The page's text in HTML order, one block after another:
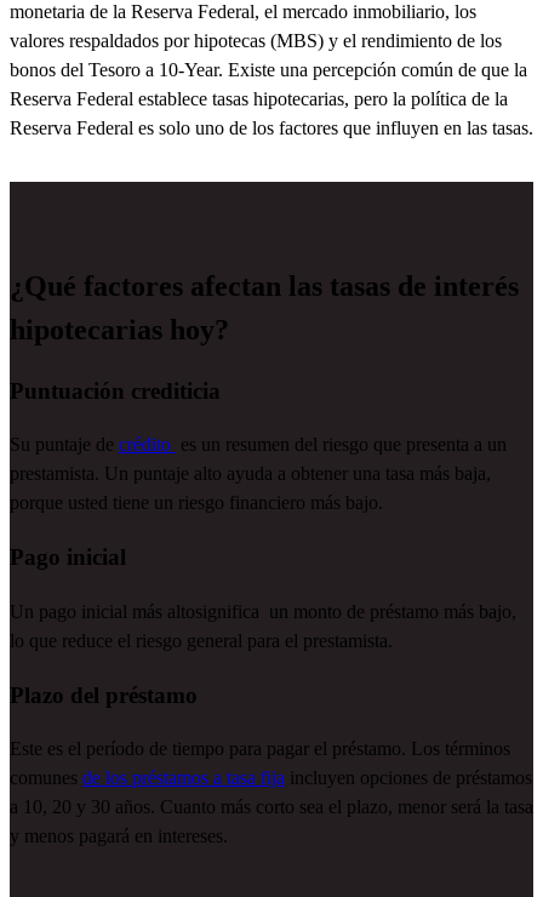
monetaria de la Reserva Federal, el mercado inmobiliario, los
valores respaldados por hipotecas (MBS) y el rendimiento de los
bonos del Tesoro a 10-Year. Existe una percepción común de que la
Reserva Federal establece tasas hipotecarias, pero la política de la
Reserva Federal es solo uno de los factores que influyen en las tasas.
¿Qué factores afectan las tasas de interés
hipotecarias hoy?
Puntuación crediticia
Su puntaje de crédito es un resumen del riesgo que presenta a un
prestamista. Un puntaje alto ayuda a obtener una tasa más baja,
porque usted tiene un riesgo financiero más bajo.
Pago inicial
Un pago inicial más altosignifica un monto de préstamo más bajo,
lo que reduce el riesgo general para el prestamista.
Plazo del préstamo
Este es el período de tiempo para pagar el préstamo. Los términos
comunes de los préstamos a tasa fija incluyen opciones de préstamos
a 10, 20 y 30 años. Cuanto más corto sea el plazo, menor será la tasa
y menos pagará en intereses.